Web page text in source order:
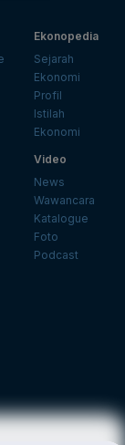
Ekonopedia
Sejarah
Ekonomi
Profil
Istilah
Ekonomi
Video
News
Wawancara
Katalogue
Foto
Podcast